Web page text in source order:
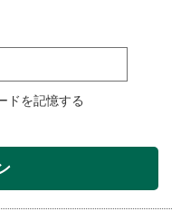
ドを記憶する